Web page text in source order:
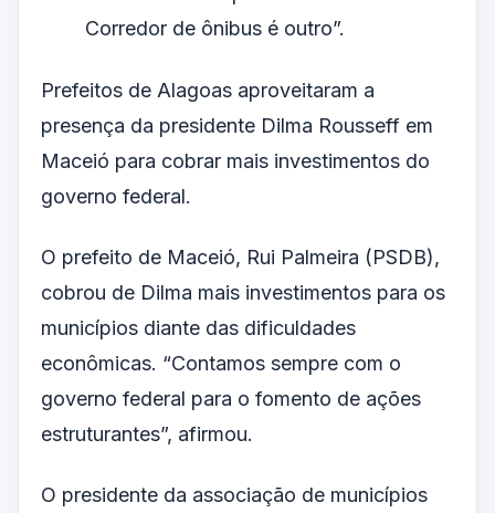
Corredor de ônibus é outro”.
Prefeitos de Alagoas aproveitaram a
presença da presidente Dilma Rousseff em
Maceió para cobrar mais investimentos do
governo federal.
O prefeito de Maceió, Rui Palmeira (PSDB),
cobrou de Dilma mais investimentos para os
municípios diante das dificuldades
econômicas. “Contamos sempre com o
governo federal para o fomento de ações
estruturantes”, afirmou.
O presidente da associação de municípios